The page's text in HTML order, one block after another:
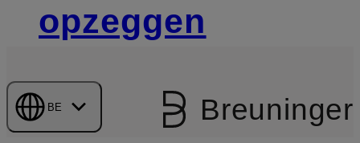
opzeggen
BE Breuninger